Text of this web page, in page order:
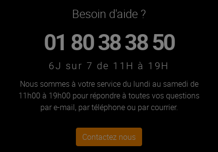
Besoin d'aide ?
01 80 38 38 50
6J sur 7 de 11H à 19H
Nous sommes à votre service du lundi au samedi de
11h00 à 19h00 pour répondre à toutes vos questions
par e-mail, par téléphone ou par courrier.
Contactez nous